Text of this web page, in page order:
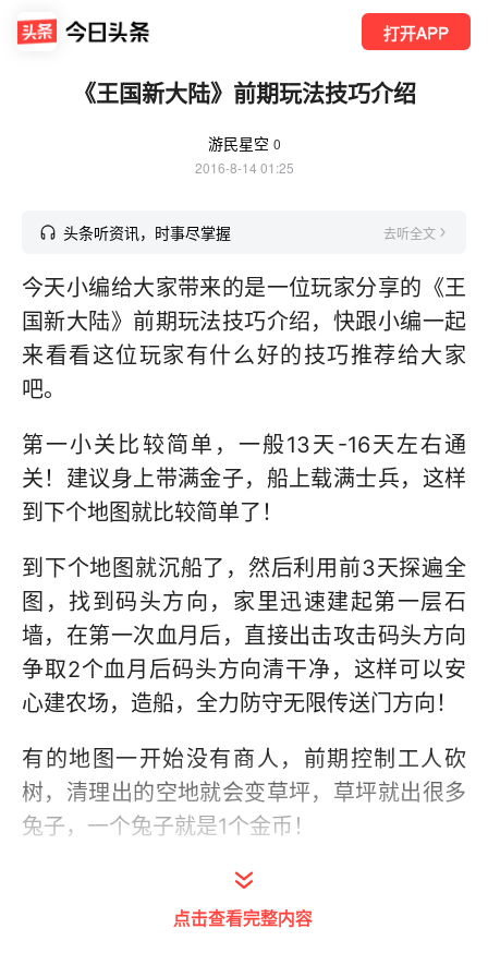
打开APP
《王国新大陆》前期玩法技巧介绍
游民星空 0
2016-8-14 01:25
头条听资讯，时事尽掌握 去听全文
今天小编给大家带来的是一位玩家分享的《王
国新大陆》前期玩法技巧介绍，快跟小编一起
来看看这位玩家有什么好的技巧推荐给大家
吧。
第一小关比较简单，一般13天-16天左右通
关！建议身上带满金子，船上载满士兵，这样
到下个地图就比较简单了！
到下个地图就沉船了，然后利用前3天探遍全
图，找到码头方向，家里迅速建起第一层石
墙，在第一次血月后，直接出击攻击码头方向
争取2个血月后码头方向清干净，这样可以安
心建农场，造船，全力防守无限传送门方向！
有的地图一开始没有商人，前期控制工人砍
树，清理出的空地就会变草坪，草坪就出很多
兔子，一个兔子就是1个金币！
我目前在第5个地图也就是第5小关，左右各3
个小传送门，地图超级长！前期没有商人，只
点击查看完整内容